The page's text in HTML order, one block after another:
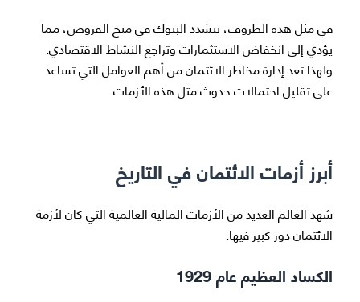
في مثل هذه الظروف، تتشدد البنوك في منح القروض، مما
يؤدي إلى انخفاض الاستثمارات وتراجع النشاط الاقتصادي.
ولهذا تعد إدارة مخاطر الائتمان من أهم العوامل التي تساعد
على تقليل احتمالات حدوث مثل هذه الأزمات.
أبرز أزمات الائتمان في التاريخ
شهد العالم العديد من الأزمات المالية العالمية التي كان لأزمة
الائتمان دور كبير فيها.
الكساد العظيم عام 1929